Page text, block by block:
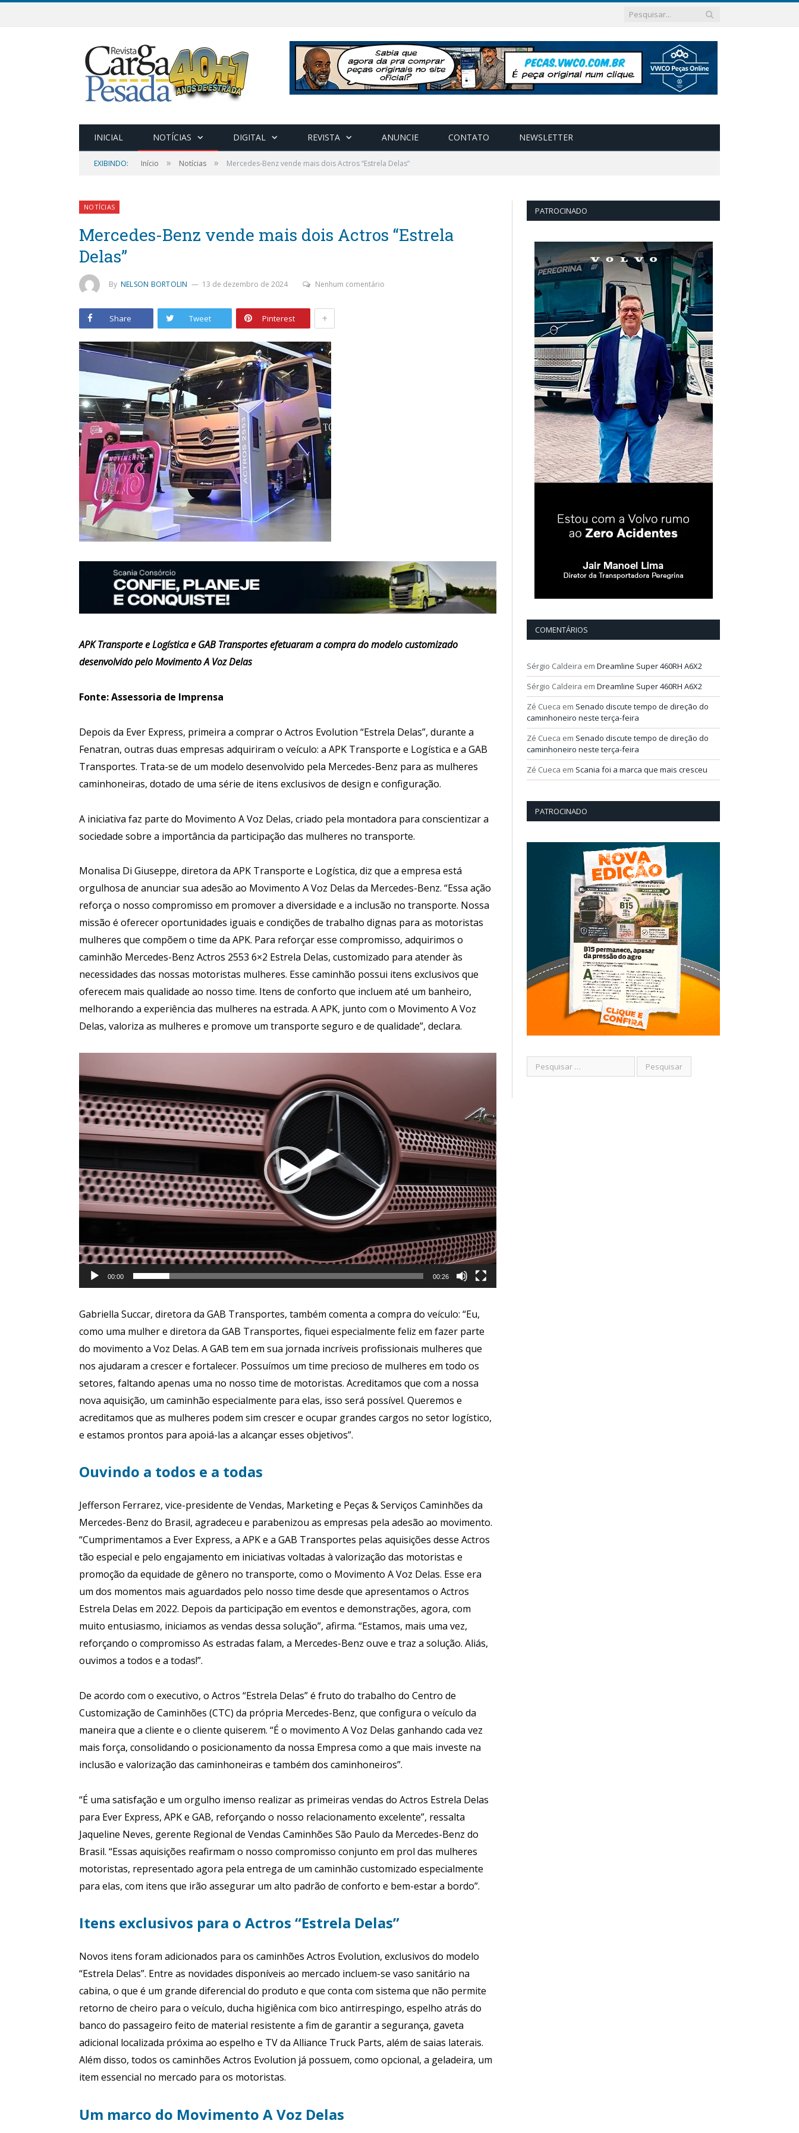
INICIAL NOTÍCIAS DIGITAL REVISTA ANUNCIE CONTATO NEWSLETTER
EXIBINDO: Início » Notícias » Mercedes-Benz vende mais dois Actros “Estrela Delas”
NOTÍCIAS
Mercedes-Benz vende mais dois Actros “Estrela
Delas”
By NELSON BORTOLIN 13 de dezembro de 2024 Nenhum comentário
Share Tweet Pinterest +
APK Transporte e Logística e GAB Transportes efetuaram a compra do modelo customizado
desenvolvido pelo Movimento A Voz Delas
Fonte: Assessoria de Imprensa
Depois da Ever Express, primeira a comprar o Actros Evolution “Estrela Delas”, durante a
Fenatran, outras duas empresas adquiriram o veículo: a APK Transporte e Logística e a GAB
Transportes. Trata-se de um modelo desenvolvido pela Mercedes-Benz para as mulheres
caminhoneiras, dotado de uma série de itens exclusivos de design e configuração.
A iniciativa faz parte do Movimento A Voz Delas, criado pela montadora para conscientizar a
sociedade sobre a importância da participação das mulheres no transporte.
Monalisa Di Giuseppe, diretora da APK Transporte e Logística, diz que a empresa está
orgulhosa de anunciar sua adesão ao Movimento A Voz Delas da Mercedes-Benz. “Essa ação
reforça o nosso compromisso em promover a diversidade e a inclusão no transporte. Nossa
missão é oferecer oportunidades iguais e condições de trabalho dignas para as motoristas
mulheres que compõem o time da APK. Para reforçar esse compromisso, adquirimos o
caminhão Mercedes-Benz Actros 2553 6×2 Estrela Delas, customizado para atender às
necessidades das nossas motoristas mulheres. Esse caminhão possui itens exclusivos que
oferecem mais qualidade ao nosso time. Itens de conforto que incluem até um banheiro,
melhorando a experiência das mulheres na estrada. A APK, junto com o Movimento A Voz
Delas, valoriza as mulheres e promove um transporte seguro e de qualidade”, declara.
de
vídeo
00:00 00:26
Gabriella Succar, diretora da GAB Transportes, também comenta a compra do veículo: “Eu,
como uma mulher e diretora da GAB Transportes, fiquei especialmente feliz em fazer parte
do movimento a Voz Delas. A GAB tem em sua jornada incríveis profissionais mulheres que
nos ajudaram a crescer e fortalecer. Possuímos um time precioso de mulheres em todo os
setores, faltando apenas uma no nosso time de motoristas. Acreditamos que com a nossa
nova aquisição, um caminhão especialmente para elas, isso será possível. Queremos e
acreditamos que as mulheres podem sim crescer e ocupar grandes cargos no setor logístico,
e estamos prontos para apoiá-las a alcançar esses objetivos”.
Ouvindo a todos e a todas
Jefferson Ferrarez, vice-presidente de Vendas, Marketing e Peças & Serviços Caminhões da
Mercedes-Benz do Brasil, agradeceu e parabenizou as empresas pela adesão ao movimento.
“Cumprimentamos a Ever Express, a APK e a GAB Transportes pelas aquisições desse Actros
tão especial e pelo engajamento em iniciativas voltadas à valorização das motoristas e
promoção da equidade de gênero no transporte, como o Movimento A Voz Delas. Esse era
um dos momentos mais aguardados pelo nosso time desde que apresentamos o Actros
Estrela Delas em 2022. Depois da participação em eventos e demonstrações, agora, com
muito entusiasmo, iniciamos as vendas dessa solução”, afirma. “Estamos, mais uma vez,
reforçando o compromisso As estradas falam, a Mercedes-Benz ouve e traz a solução. Aliás,
ouvimos a todos e a todas!”.
De acordo com o executivo, o Actros “Estrela Delas” é fruto do trabalho do Centro de
Customização de Caminhões (CTC) da própria Mercedes-Benz, que configura o veículo da
maneira que a cliente e o cliente quiserem. “É o movimento A Voz Delas ganhando cada vez
mais força, consolidando o posicionamento da nossa Empresa como a que mais investe na
inclusão e valorização das caminhoneiras e também dos caminhoneiros”.
“É uma satisfação e um orgulho imenso realizar as primeiras vendas do Actros Estrela Delas
para Ever Express, APK e GAB, reforçando o nosso relacionamento excelente”, ressalta
Jaqueline Neves, gerente Regional de Vendas Caminhões São Paulo da Mercedes-Benz do
Brasil. “Essas aquisições reafirmam o nosso compromisso conjunto em prol das mulheres
motoristas, representado agora pela entrega de um caminhão customizado especialmente
para elas, com itens que irão assegurar um alto padrão de conforto e bem-estar a bordo”.
Itens exclusivos para o Actros “Estrela Delas”
Novos itens foram adicionados para os caminhões Actros Evolution, exclusivos do modelo
“Estrela Delas”. Entre as novidades disponíveis ao mercado incluem-se vaso sanitário na
cabina, o que é um grande diferencial do produto e que conta com sistema que não permite
retorno de cheiro para o veículo, ducha higiênica com bico antirrespingo, espelho atrás do
banco do passageiro feito de material resistente a fim de garantir a segurança, gaveta
adicional localizada próxima ao espelho e TV da Alliance Truck Parts, além de saias laterais.
Além disso, todos os caminhões Actros Evolution já possuem, como opcional, a geladeira, um
item essencial no mercado para os motoristas.
Um marco do Movimento A Voz Delas
PATROCINADO
COMENTÁRIOS
Sérgio Caldeira em Dreamline Super 460RH A6X2
Sérgio Caldeira em Dreamline Super 460RH A6X2
Zé Cueca em Senado discute tempo de direção do
caminhoneiro neste terça-feira
Zé Cueca em Senado discute tempo de direção do
caminhoneiro neste terça-feira
Zé Cueca em Scania foi a marca que mais cresceu
PATROCINADO